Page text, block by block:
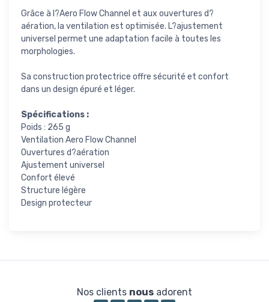
Grâce à l?Aero Flow Channel et aux ouvertures d?
aération, la ventilation est optimisée. L?ajustement
universel permet une adaptation facile à toutes les
morphologies.
Sa construction protectrice offre sécurité et confort
dans un design épuré et léger.
Spécifications :
Poids : 265 g
Ventilation Aero Flow Channel
Ouvertures d?aération
Ajustement universel
Confort élevé
Structure légère
Design protecteur
Nos clients nous adorent